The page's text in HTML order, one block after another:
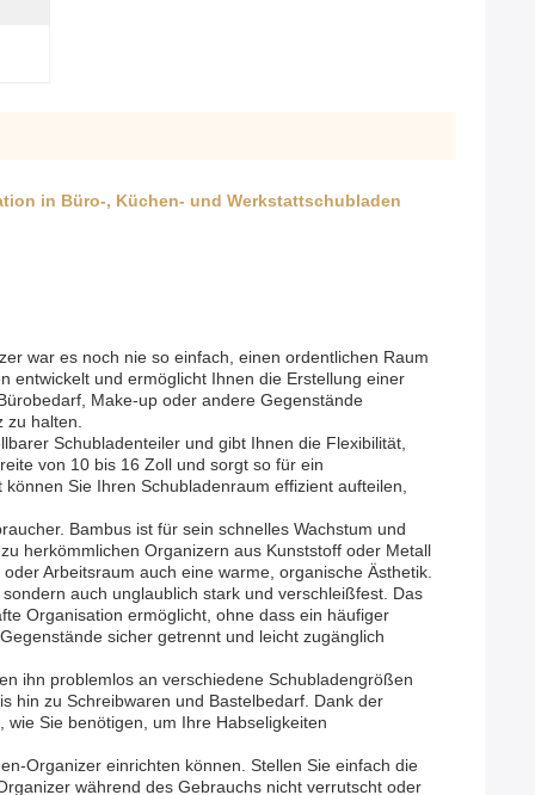
in Büro-, Küchen- und Werkstattschubladen
war es noch nie so einfach, einen ordentlichen Raum
entwickelt und ermöglicht Ihnen die Erstellung einer
Make-up oder andere Gegenstände
zu halten.
Schubladenteiler und gibt Ihnen die Flexibilität,
von 10 bis 16 Zoll und sorgt so für ein
Sie Ihren Schubladenraum effizient aufteilen,
Bambus ist für sein schnelles Wachstum und
herkömmlichen Organizern aus Kunststoff oder Metall
Arbeitsraum auch eine warme, organische Ästhetik.
auch unglaublich stark und verschleißfest. Das
Organisation ermöglicht, ohne dass ein häufiger
sicher getrennt und leicht zugänglich
ihn problemlos an verschiedene Schubladengrößen
hin zu Schreibwaren und Bastelbedarf. Dank der
Sie benötigen, um Ihre Habseligkeiten
Organizer einrichten können. Stellen Sie einfach die
während des Gebrauchs nicht verrutscht oder